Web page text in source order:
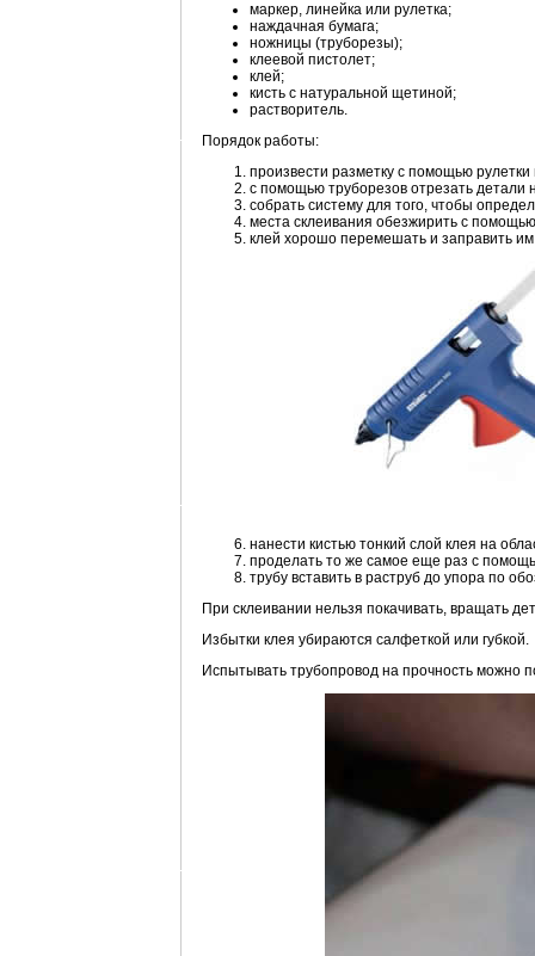
маркер, линейка или рулетка;
наждачная бумага;
ножницы (труборезы);
клеевой пистолет;
клей;
кисть с натуральной щетиной;
растворитель.
Порядок работы:
произвести разметку с помощью
с помощью труборезов отрезать детали
собрать систему для того, чтобы
места склеивания обезжирить с
клей хорошо перемешать и заправить им
нанести кистью тонкий слой клея на
проделать то же самое еще раз с
трубу вставить в раструб до упора по
При склеивании нельзя покачивать, вращать
Избытки клея убираются салфеткой или губкой.
Испытывать трубопровод на прочность можно